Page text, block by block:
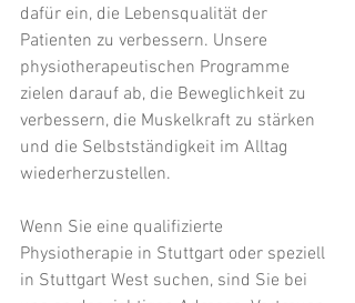
dafür ein, die Lebensqualität der
Patienten zu verbessern. Unsere
physiotherapeutischen Programme
zielen darauf ab, die Beweglichkeit zu
verbessern, die Muskelkraft zu stärken
und die Selbstständigkeit im Alltag
wiederherzustellen.
Wenn Sie eine qualifizierte
Physiotherapie in Stuttgart oder speziell
in Stuttgart West suchen, sind Sie bei